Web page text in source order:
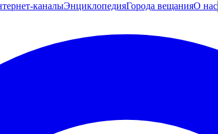
каналыЭнциклопедияГорода вещанияО нас